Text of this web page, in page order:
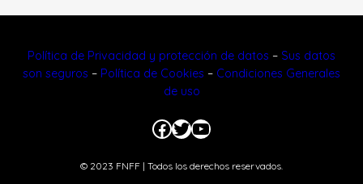
Política de Privacidad y protección de datos – Sus datos
son seguros – Política de Cookies – Condiciones Generales
de uso
Facebook
Twitter
YouTube
© 2023 FNFF | Todos los derechos reservados.